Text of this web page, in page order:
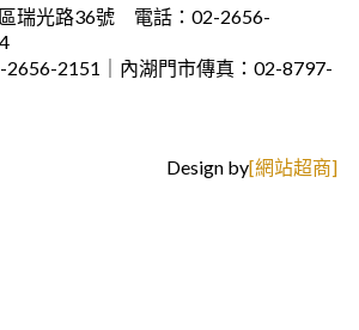
瑞光路36號 電話：02-2656-
2656-2151｜內湖門市傳真：02-8797-
Design by[網站超商]